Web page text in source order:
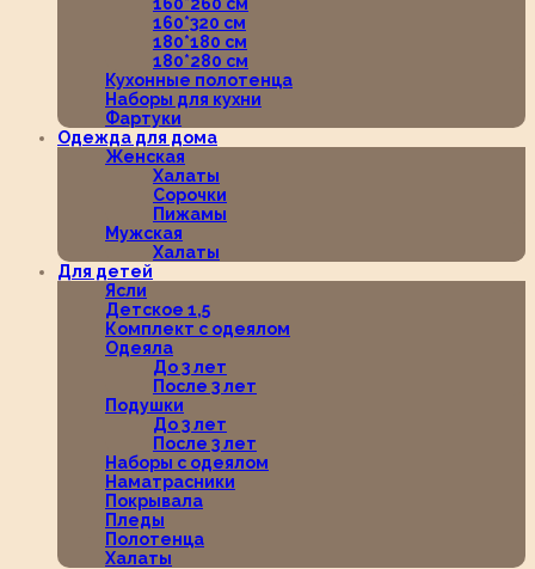
160*320 см
180*180 см
180*280 см
Кухонные полотенца
Наборы для кухни
Фартуки
Одежда для дома
Женская
Халаты
Сорочки
Пижамы
Мужская
Халаты
Для детей
Ясли
Детское 1,5
Комплект с одеялом
Одеяла
До 3 лет
После 3 лет
Подушки
До 3 лет
После 3 лет
Наборы с одеялом
Наматрасники
Покрывала
Пледы
Полотенца
Халаты